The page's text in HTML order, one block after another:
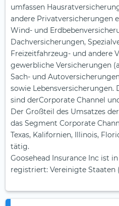
umfassen
andere Privatversicherungen
Wind- und
Dachversicherungen,
Freizeitfahrzeug- und andere
gewerbliche Versicherungen
Sach- und
sowie Lebensversicherungen.
sind derCorporate Channel
Der Großteil des Umsatzes
das Segment Corporate
Texas, Kalifornien, Illinois,
tätig.
Goosehead Insurance Inc ist
registriert: Vereinigte Staaten